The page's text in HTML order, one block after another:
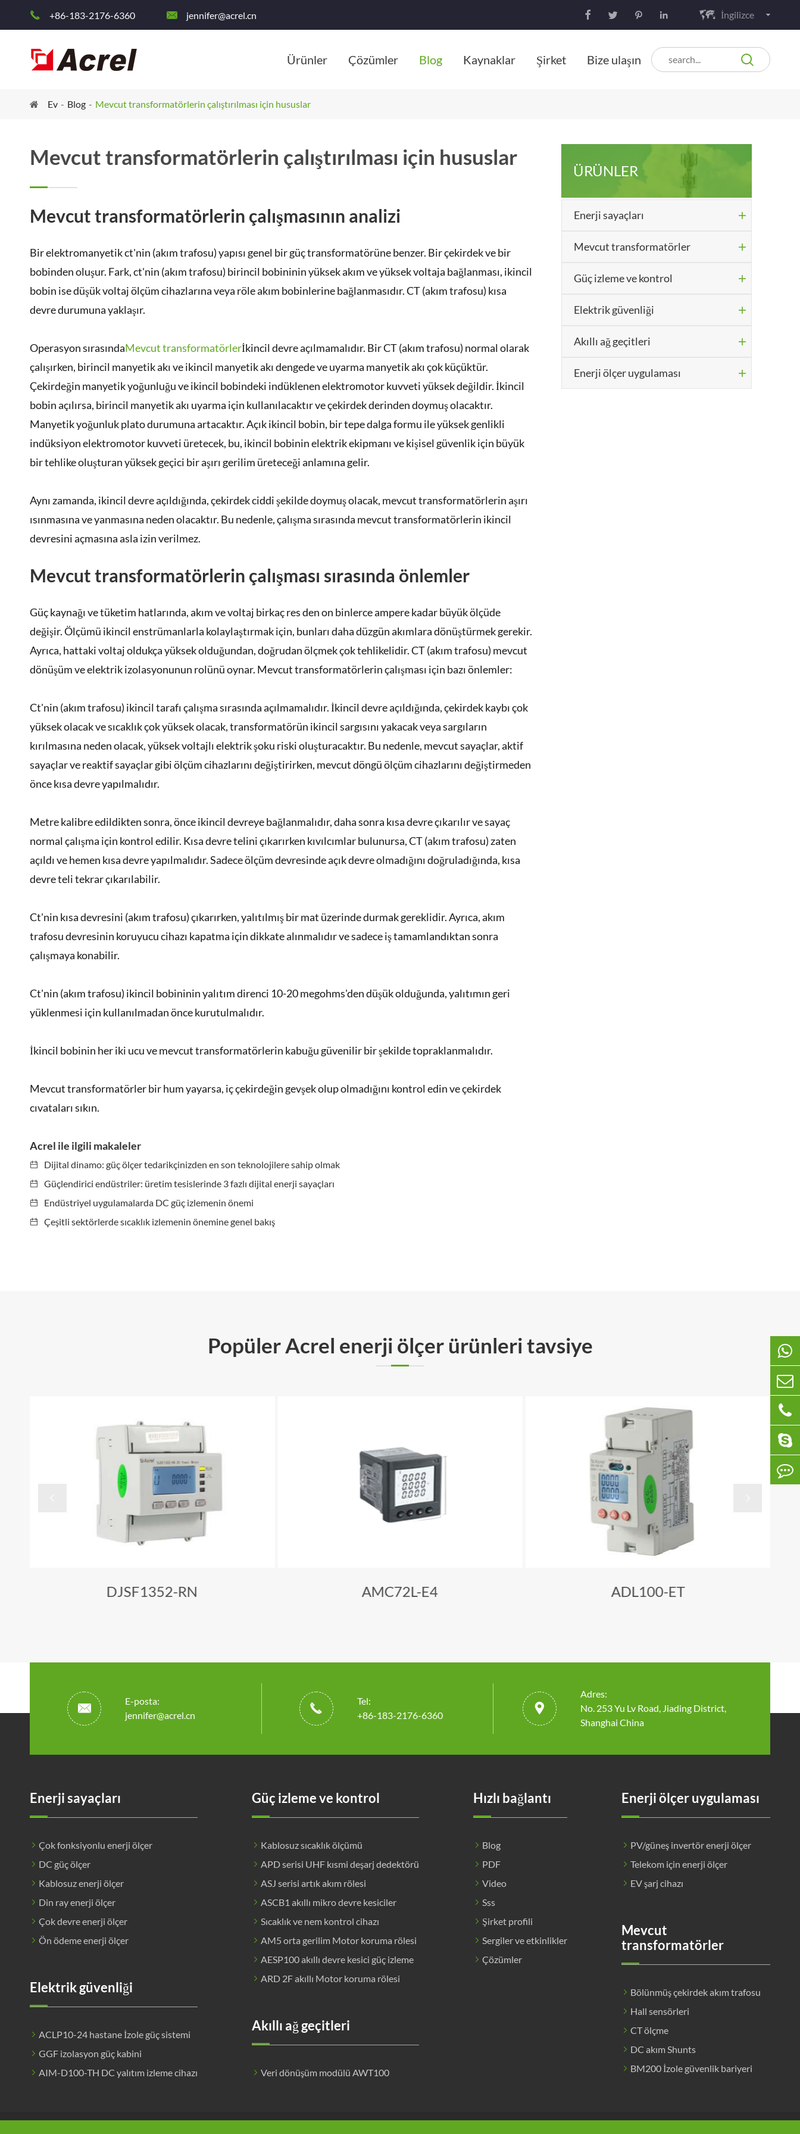
 +86-183-2176-6360  jennifer@acrel.cn      İngilizce
Ürünler Çözümler Blog Kaynaklar Şirket Bize ulaşın 
Ev Blog Mevcut transformatörlerin çalıştırılması için hususlar
Mevcut transformatörlerin çalıştırılması için hususlar
Mevcut transformatörlerin çalışmasının analizi
Bir elektromanyetik ct'nin (akım trafosu) yapısı genel bir güç transformatörüne benzer. Bir çekirdek ve bir
bobinden oluşur. Fark, ct'nin (akım trafosu) birincil bobininin yüksek akım ve yüksek voltaja bağlanması, ikincil
bobin ise düşük voltaj ölçüm cihazlarına veya röle akım bobinlerine bağlanmasıdır. CT (akım trafosu) kısa
devre durumuna yaklaşır.
Operasyon sırasındaMevcut transformatörlerİkincil devre açılmamalıdır. Bir CT (akım trafosu) normal olarak
çalışırken, birincil manyetik akı ve ikincil manyetik akı dengede ve uyarma manyetik akı çok küçüktür.
Çekirdeğin manyetik yoğunluğu ve ikincil bobindeki indüklenen elektromotor kuvveti yüksek değildir. İkincil
bobin açılırsa, birincil manyetik akı uyarma için kullanılacaktır ve çekirdek derinden doymuş olacaktır.
Manyetik yoğunluk plato durumuna artacaktır. Açık ikincil bobin, bir tepe dalga formu ile yüksek genlikli
indüksiyon elektromotor kuvveti üretecek, bu, ikincil bobinin elektrik ekipmanı ve kişisel güvenlik için büyük
bir tehlike oluşturan yüksek geçici bir aşırı gerilim üreteceği anlamına gelir.
Aynı zamanda, ikincil devre açıldığında, çekirdek ciddi şekilde doymuş olacak, mevcut transformatörlerin aşırı
ısınmasına ve yanmasına neden olacaktır. Bu nedenle, çalışma sırasında mevcut transformatörlerin ikincil
devresini açmasına asla izin verilmez.
Mevcut transformatörlerin çalışması sırasında önlemler
Güç kaynağı ve tüketim hatlarında, akım ve voltaj birkaç res den on binlerce ampere kadar büyük ölçüde
değişir. Ölçümü ikincil enstrümanlarla kolaylaştırmak için, bunları daha düzgün akımlara dönüştürmek gerekir.
Ayrıca, hattaki voltaj oldukça yüksek olduğundan, doğrudan ölçmek çok tehlikelidir. CT (akım trafosu) mevcut
dönüşüm ve elektrik izolasyonunun rolünü oynar. Mevcut transformatörlerin çalışması için bazı önlemler:
Ct'nin (akım trafosu) ikincil tarafı çalışma sırasında açılmamalıdır. İkincil devre açıldığında, çekirdek kaybı çok
yüksek olacak ve sıcaklık çok yüksek olacak, transformatörün ikincil sargısını yakacak veya sargıların
kırılmasına neden olacak, yüksek voltajlı elektrik şoku riski oluşturacaktır. Bu nedenle, mevcut sayaçlar, aktif
sayaçlar ve reaktif sayaçlar gibi ölçüm cihazlarını değiştirirken, mevcut döngü ölçüm cihazlarını değiştirmeden
önce kısa devre yapılmalıdır.
Metre kalibre edildikten sonra, önce ikincil devreye bağlanmalıdır, daha sonra kısa devre çıkarılır ve sayaç
normal çalışma için kontrol edilir. Kısa devre telini çıkarırken kıvılcımlar bulunursa, CT (akım trafosu) zaten
açıldı ve hemen kısa devre yapılmalıdır. Sadece ölçüm devresinde açık devre olmadığını doğruladığında, kısa
devre teli tekrar çıkarılabilir.
Ct'nin kısa devresini (akım trafosu) çıkarırken, yalıtılmış bir mat üzerinde durmak gereklidir. Ayrıca, akım
trafosu devresinin koruyucu cihazı kapatma için dikkate alınmalıdır ve sadece iş tamamlandıktan sonra
çalışmaya konabilir.
Ct'nin (akım trafosu) ikincil bobininin yalıtım direnci 10-20 megohms'den düşük olduğunda, yalıtımın geri
yüklenmesi için kullanılmadan önce kurutulmalıdır.
İkincil bobinin her iki ucu ve mevcut transformatörlerin kabuğu güvenilir bir şekilde topraklanmalıdır.
Mevcut transformatörler bir hum yayarsa, iç çekirdeğin gevşek olup olmadığını kontrol edin ve çekirdek
cıvataları sıkın.
Acrel ile ilgili makaleler
Dijital dinamo: güç ölçer tedarikçinizden en son teknolojilere sahip olmak
Güçlendirici endüstriler: üretim tesislerinde 3 fazlı dijital enerji sayaçları
Endüstriyel uygulamalarda DC güç izlemenin önemi
Çeşitli sektörlerde sıcaklık izlemenin önemine genel bakış
ÜRÜNLER
Enerji sayaçları 
Mevcut transformatörler 
Güç izleme ve kontrol 
Elektrik güvenliği 
Akıllı ağ geçitleri 
Enerji ölçer uygulaması 
Popüler Acrel enerji ölçer ürünleri tavsiye
DJSF1352-RN AMC72L-E4 ADL100-ET

E-posta:
jennifer@acrel.cn

Tel:
+86-183-2176-6360

Adres:
No. 253 Yu Lv Road, Jiading District,
Shanghai China
Enerji sayaçları
Çok fonksiyonlu enerji ölçer
DC güç ölçer
Kablosuz enerji ölçer
Din ray enerji ölçer
Çok devre enerji ölçer
Ön ödeme enerji ölçer
Elektrik güvenliği
ACLP10-24 hastane İzole güç sistemi
GGF izolasyon güç kabini
AIM-D100-TH DC yalıtım izleme cihazı
Güç izleme ve kontrol
Kablosuz sıcaklık ölçümü
APD serisi UHF kısmi deşarj dedektörü
ASJ serisi artık akım rölesi
ASCB1 akıllı mikro devre kesiciler
Sıcaklık ve nem kontrol cihazı
AM5 orta gerilim Motor koruma rölesi
AESP100 akıllı devre kesici güç izleme
ARD 2F akıllı Motor koruma rölesi
Akıllı ağ geçitleri
Veri dönüşüm modülü AWT100
Hızlı bağlantı
Blog
PDF
Video
Sss
Şirket profili
Sergiler ve etkinlikler
Çözümler
Enerji ölçer uygulaması
PV/güneş invertör enerji ölçer
Telekom için enerji ölçer
EV şarj cihazı
Mevcut
transformatörler
Bölünmüş çekirdek akım trafosu
Hall sensörleri
CT ölçme
DC akım Shunts
BM200 İzole güvenlik bariyeri